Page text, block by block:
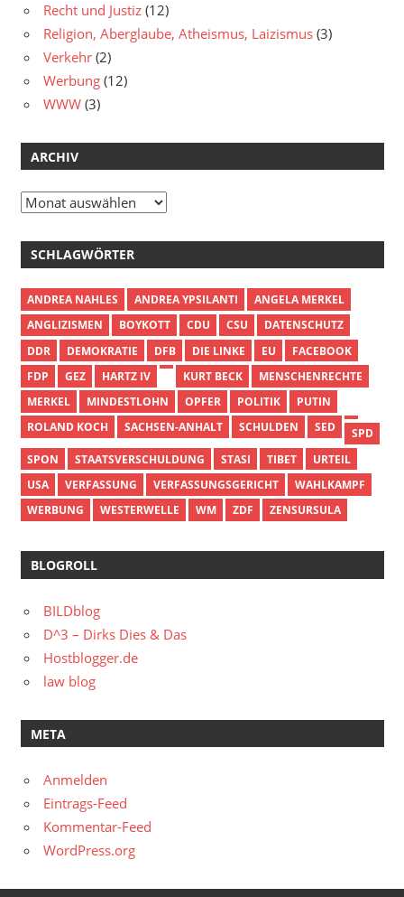
Recht und Justiz (12)
Religion, Aberglaube, Atheismus, Laizismus (3)
Verkehr (2)
Werbung (12)
WWW (3)
ARCHIV
Archiv
SCHLAGWÖRTER
ANDREA NAHLES ANDREA YPSILANTI
ANGELA MERKEL
ANGLIZISMEN
BOYKOTT CDU CSU
DATENSCHUTZ
DDR
DEMOKRATIE DFB DIE LINKE EU
FACEBOOK
FDP
GEZ HARTZ IV KURT BECK
MENSCHENRECHTE
MERKEL
MINDESTLOHN OPFER POLITIK
PUTIN
ROLAND KOCH
SACHSEN-ANHALT SCHULDEN SED
SPD
SPON
STAATSVERSCHULDUNG STASI TIBET
URTEIL
USA
VERFASSUNG VERFASSUNGSGERICHT
WAHLKAMPF
WERBUNG
WESTERWELLE WM ZDF ZENSURSULA
BLOGROLL
BILDblog
D^3 – Dirks Dies & Das
Hostblogger.de
law blog
META
Anmelden
Eintrags-Feed
Kommentar-Feed
WordPress.org